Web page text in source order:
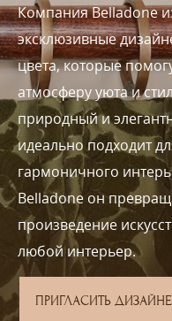
Компания Belladone
эксклюзивные
цвета, которые
атмосферу уюта и
природный и
идеально подходит
гармоничного
Belladone он
произведение
любой интерьер.
ПРИГЛАСИТЬ